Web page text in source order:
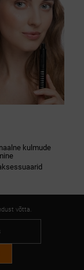
kulmude
võtta.